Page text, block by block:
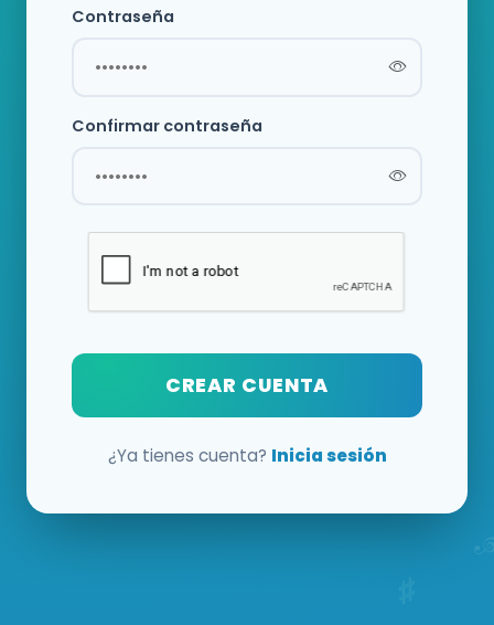
Contraseña
Confirmar contraseña
CREAR CUENTA
¿Ya tienes cuenta? Inicia sesión